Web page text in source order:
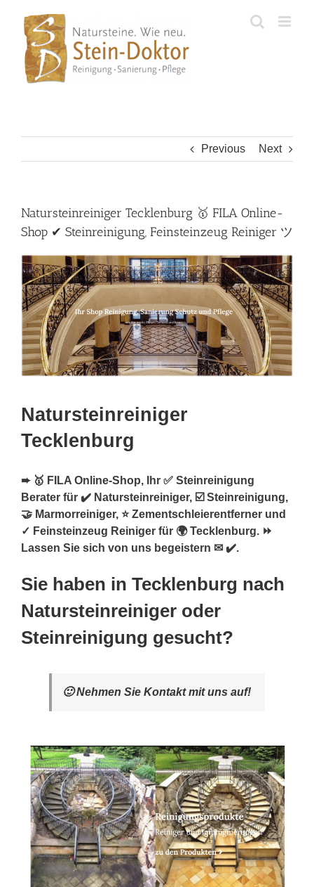
content
Previous Next
Natursteinreiniger Tecklenburg 🥇 FILA Online-
Shop ✔ Steinreinigung, Feinsteinzeug Reiniger ツ
Natursteinreiniger
Tecklenburg
➨ 🥇 FILA Online-Shop, Ihr ✅ Steinreinigung
Berater für ✔️ Natursteinreiniger, ☑️ Steinreinigung,
🤝 Marmorreiniger, ⭐ Zementschleierentferner und
✓ Feinsteinzeug Reiniger für 🌍 Tecklenburg. ⏩
Lassen Sie sich von uns begeistern ✉ ✔️.
Sie haben in Tecklenburg nach
Natursteinreiniger oder
Steinreinigung gesucht?
🙂 Nehmen Sie Kontakt mit uns auf!